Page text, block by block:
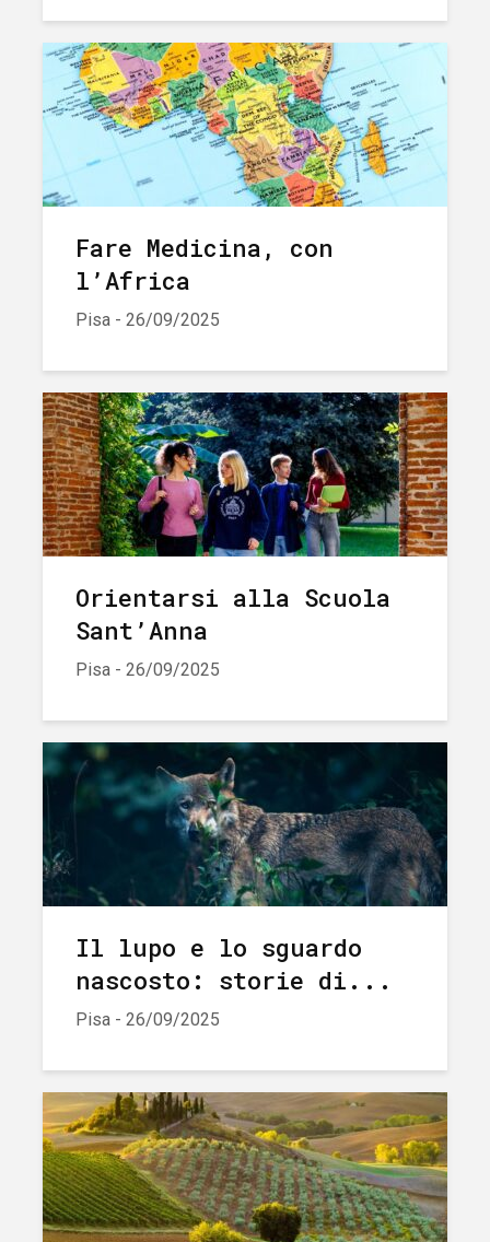
Fare Medicina, con
l’Africa
Pisa - 26/09/2025
Orientarsi alla Scuola
Sant’Anna
Pisa - 26/09/2025
Il lupo e lo sguardo
nascosto: storie di...
Pisa - 26/09/2025